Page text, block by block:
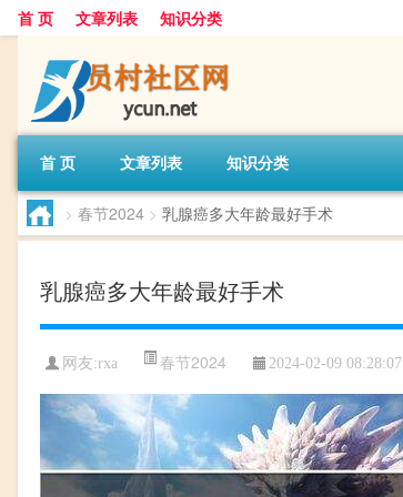
首 页 文章列表 知识分类
首 页 文章列表 知识分类
> 春节2024 > 乳腺癌多大年龄最好手术
乳腺癌多大年龄最好手术
网友:rxa 春节2024 2024-02-09 08:28:07